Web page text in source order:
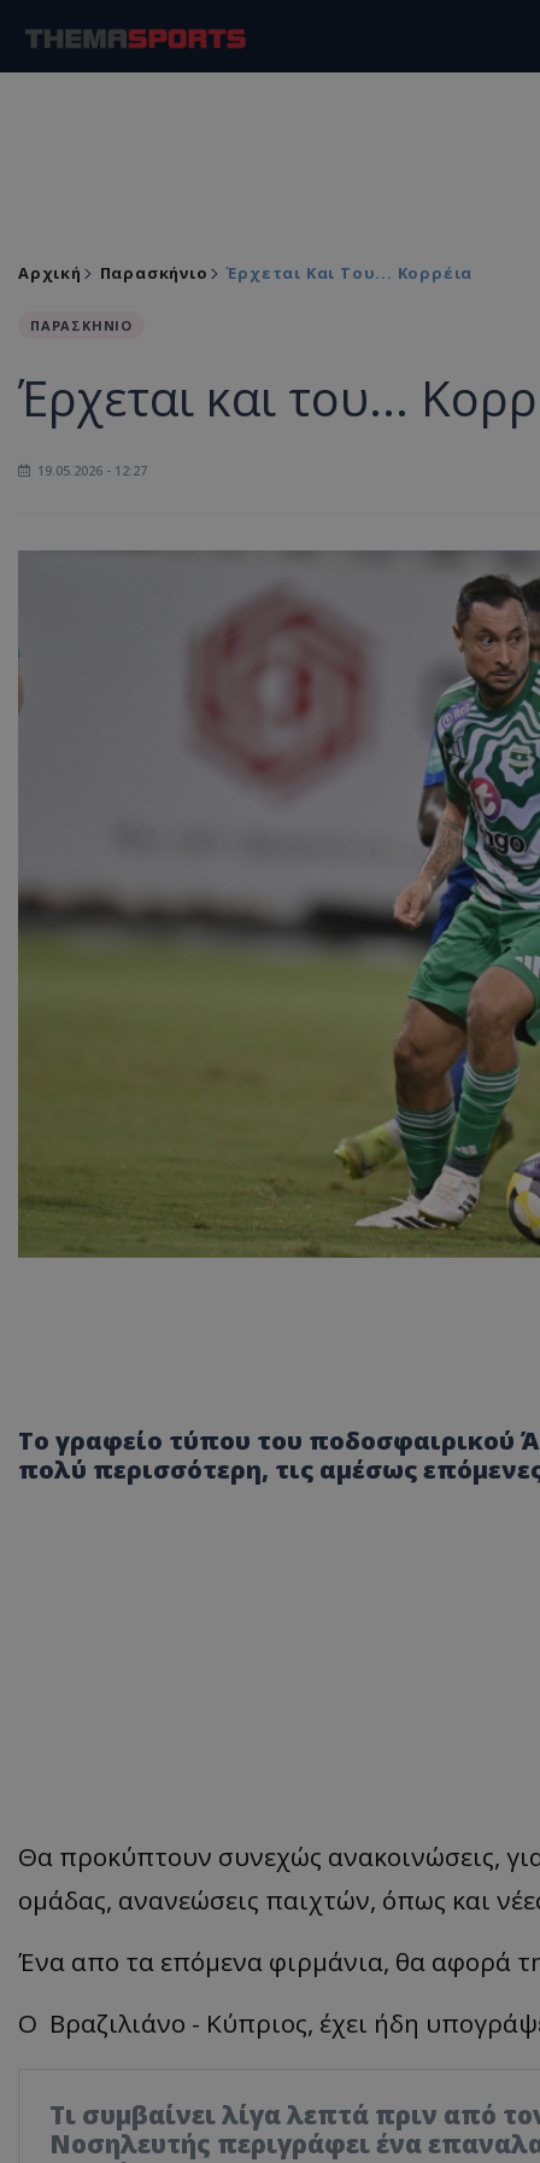
Αρχική Παρασκήνιο Έρχεται Και Του... Κορρέια
ΠΑΡΑΣΚΗΝΙΟ
Έρχεται και του...
19.05.2026 - 12:27
Το γραφείο τύπου του ποδοσφαιρικού
πολύ περισσότερη, τις αμέσως
Θα προκύπτουν συνεχώς ανακοινώσεις,
ομάδας, ανανεώσεις παιχτών, όπως και
Ένα απο τα επόμενα φιρμάνια, θα αφορά
Ο Βραζιλιάνο - Κύπριος, έχει ήδη
Τι συμβαίνει λίγα λεπτά πριν από
Νοσηλευτής περιγράφει ένα